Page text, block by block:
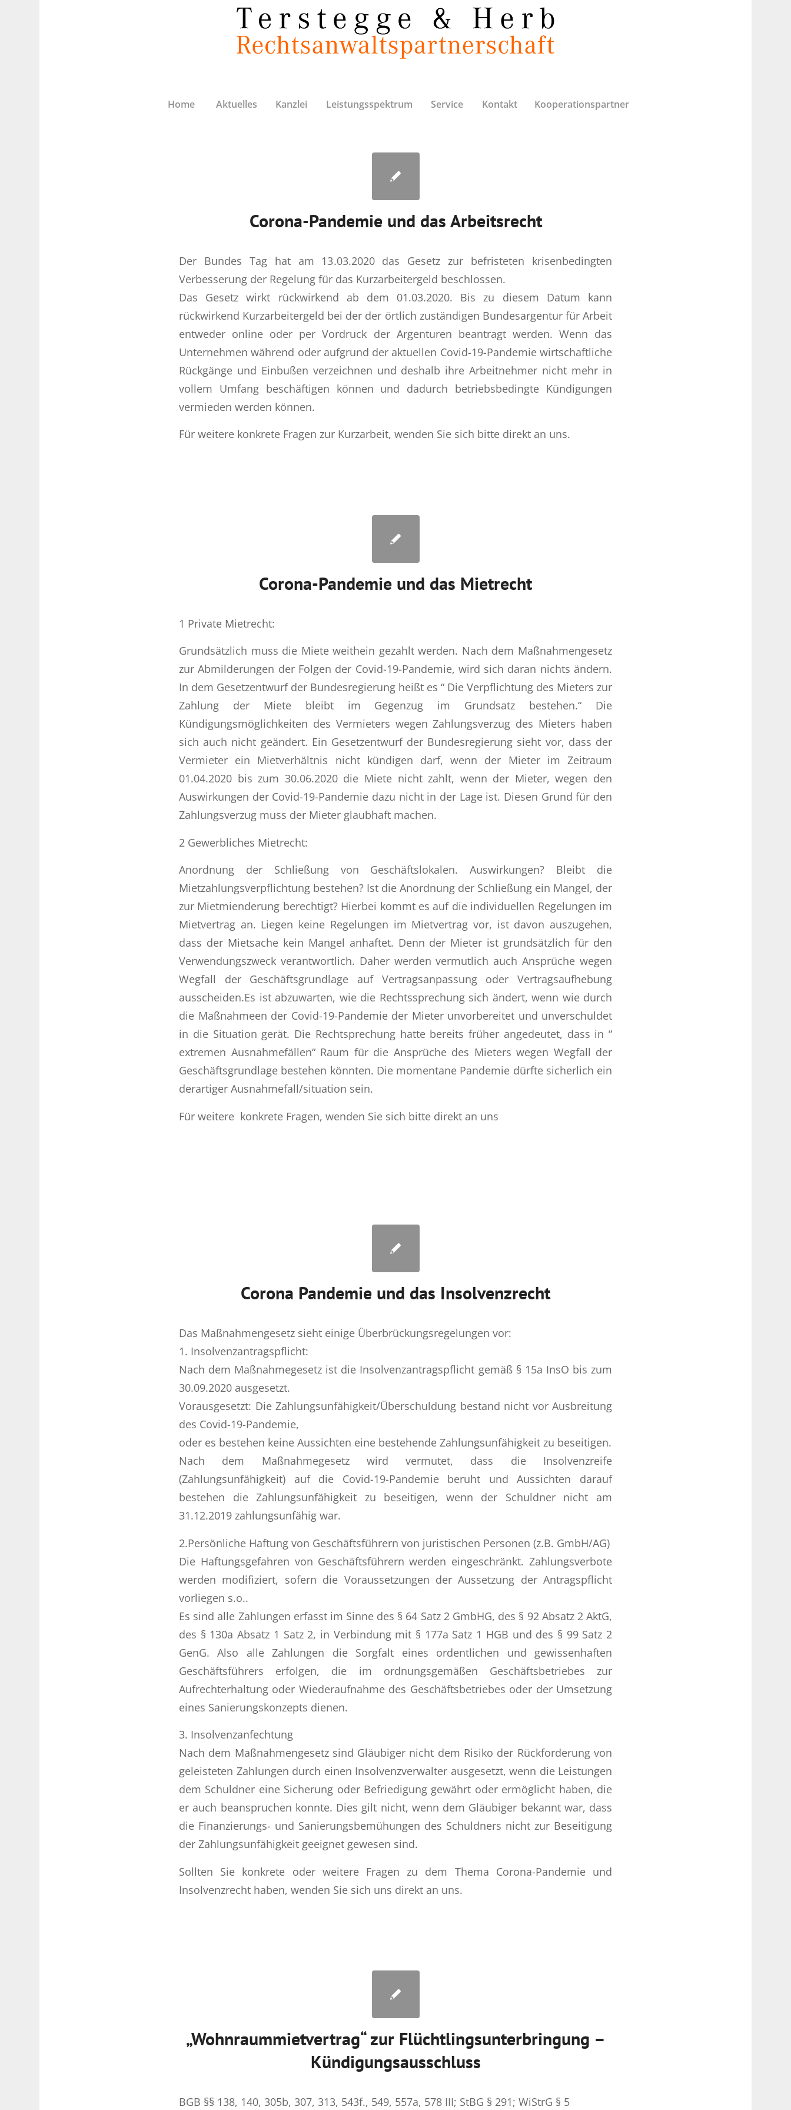
Home Aktuelles Kanzlei Leistungsspektrum Service Kontakt Kooperationspartner
Corona-Pandemie und das Arbeitsrecht
Der Bundes Tag hat am 13.03.2020 das Gesetz zur befristeten krisenbedingten
Verbesserung der Regelung für das Kurzarbeitergeld beschlossen.
Das Gesetz wirkt rückwirkend ab dem 01.03.2020. Bis zu diesem Datum kann
rückwirkend Kurzarbeitergeld bei der der örtlich zuständigen Bundesargentur für Arbeit
entweder online oder per Vordruck der Argenturen beantragt werden. Wenn das
Unternehmen während oder aufgrund der aktuellen Covid-19-Pandemie wirtschaftliche
Rückgänge und Einbußen verzeichnen und deshalb ihre Arbeitnehmer nicht mehr in
vollem Umfang beschäftigen können und dadurch betriebsbedingte Kündigungen
vermieden werden können.
Für weitere konkrete Fragen zur Kurzarbeit, wenden Sie sich bitte direkt an uns.
Corona-Pandemie und das Mietrecht
1 Private Mietrecht:
Grundsätzlich muss die Miete weithein gezahlt werden. Nach dem Maßnahmengesetz
zur Abmilderungen der Folgen der Covid-19-Pandemie, wird sich daran nichts ändern.
In dem Gesetzentwurf der Bundesregierung heißt es “ Die Verpflichtung des Mieters zur
Zahlung der Miete bleibt im Gegenzug im Grundsatz bestehen.“ Die
Kündigungsmöglichkeiten des Vermieters wegen Zahlungsverzug des Mieters haben
sich auch nicht geändert. Ein Gesetzentwurf der Bundesregierung sieht vor, dass der
Vermieter ein Mietverhältnis nicht kündigen darf, wenn der Mieter im Zeitraum
01.04.2020 bis zum 30.06.2020 die Miete nicht zahlt, wenn der Mieter, wegen den
Auswirkungen der Covid-19-Pandemie dazu nicht in der Lage ist. Diesen Grund für den
Zahlungsverzug muss der Mieter glaubhaft machen.
2 Gewerbliches Mietrecht:
Anordnung der Schließung von Geschäftslokalen. Auswirkungen? Bleibt die
Mietzahlungsverpflichtung bestehen? Ist die Anordnung der Schließung ein Mangel, der
zur Mietmienderung berechtigt? Hierbei kommt es auf die individuellen Regelungen im
Mietvertrag an. Liegen keine Regelungen im Mietvertrag vor, ist davon auszugehen,
dass der Mietsache kein Mangel anhaftet. Denn der Mieter ist grundsätzlich für den
Verwendungszweck verantwortlich. Daher werden vermutlich auch Ansprüche wegen
Wegfall der Geschäftsgrundlage auf Vertragsanpassung oder Vertragsaufhebung
ausscheiden.Es ist abzuwarten, wie die Rechtssprechung sich ändert, wenn wie durch
die Maßnahmeen der Covid-19-Pandemie der Mieter unvorbereitet und unverschuldet
in die Situation gerät. Die Rechtsprechung hatte bereits früher angedeutet, dass in “
extremen Ausnahmefällen“ Raum für die Ansprüche des Mieters wegen Wegfall der
Geschäftsgrundlage bestehen könnten. Die momentane Pandemie dürfte sicherlich ein
derartiger Ausnahmefall/situation sein.
Für weitere konkrete Fragen, wenden Sie sich bitte direkt an uns
Corona Pandemie und das Insolvenzrecht
Das Maßnahmengesetz sieht einige Überbrückungsregelungen vor:
1. Insolvenzantragspflicht:
Nach dem Maßnahmegesetz ist die Insolvenzantragspflicht gemäß § 15a InsO bis zum
30.09.2020 ausgesetzt.
Vorausgesetzt: Die Zahlungsunfähigkeit/Überschuldung bestand nicht vor Ausbreitung
des Covid-19-Pandemie,
oder es bestehen keine Aussichten eine bestehende Zahlungsunfähigkeit zu beseitigen.
Nach dem Maßnahmegesetz wird vermutet, dass die Insolvenzreife
(Zahlungsunfähigkeit) auf die Covid-19-Pandemie beruht und Aussichten darauf
bestehen die Zahlungsunfähigkeit zu beseitigen, wenn der Schuldner nicht am
31.12.2019 zahlungsunfähig war.
2.Persönliche Haftung von Geschäftsführern von juristischen Personen (z.B. GmbH/AG)
Die Haftungsgefahren von Geschäftsführern werden eingeschränkt. Zahlungsverbote
werden modifiziert, sofern die Voraussetzungen der Aussetzung der Antragspflicht
vorliegen s.o..
Es sind alle Zahlungen erfasst im Sinne des § 64 Satz 2 GmbHG, des § 92 Absatz 2 AktG,
des § 130a Absatz 1 Satz 2, in Verbindung mit § 177a Satz 1 HGB und des § 99 Satz 2
GenG. Also alle Zahlungen die Sorgfalt eines ordentlichen und gewissenhaften
Geschäftsführers erfolgen, die im ordnungsgemäßen Geschäftsbetriebes zur
Aufrechterhaltung oder Wiederaufnahme des Geschäftsbetriebes oder der Umsetzung
eines Sanierungskonzepts dienen.
3. Insolvenzanfechtung
Nach dem Maßnahmengesetz sind Gläubiger nicht dem Risiko der Rückforderung von
geleisteten Zahlungen durch einen Insolvenzverwalter ausgesetzt, wenn die Leistungen
dem Schuldner eine Sicherung oder Befriedigung gewährt oder ermöglicht haben, die
er auch beanspruchen konnte. Dies gilt nicht, wenn dem Gläubiger bekannt war, dass
die Finanzierungs- und Sanierungsbemühungen des Schuldners nicht zur Beseitigung
der Zahlungsunfähigkeit geeignet gewesen sind.
Sollten Sie konkrete oder weitere Fragen zu dem Thema Corona-Pandemie und
Insolvenzrecht haben, wenden Sie sich uns direkt an uns.
„Wohnraummietvertrag“ zur Flüchtlingsunterbringung –
Kündigungsausschluss
BGB §§ 138, 140, 305b, 307, 313, 543f., 549, 557a, 578 III; StBG § 291; WiStrG § 5